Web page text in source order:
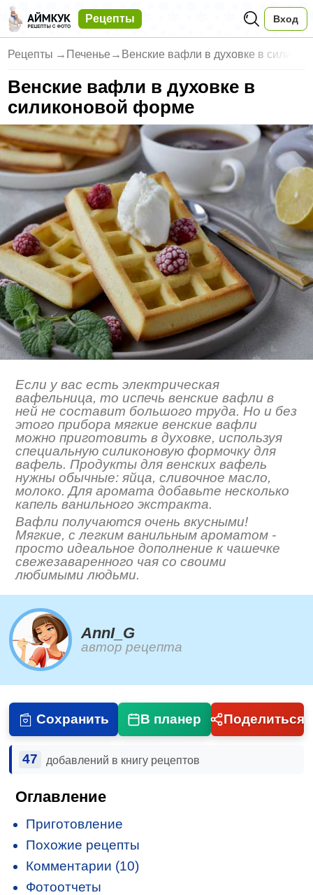
Рецепты Вход
Рецепты → Печенье → Венские вафли в духовке в сили
Венские вафли в духовке в
силиконовой форме
Если у вас есть электрическая
вафельница, то испечь венские вафли в
ней не составит большого труда. Но и без
этого прибора мягкие венские вафли
можно приготовить в духовке, используя
специальную силиконовую формочку для
вафель. Продукты для венских вафель
нужны обычные: яйца, сливочное масло,
молоко. Для аромата добавьте несколько
капель ванильного экстракта.
Вафли получаются очень вкусными!
Мягкие, с легким ванильным ароматом -
просто идеальное дополнение к чашечке
свежезаваренного чая со своими
любимыми людьми.
AnnI_G
автор рецепта
Сохранить В планер Поделиться
47 добавлений в книгу рецептов
Оглавление
Приготовление
Похожие рецепты
Комментарии (10)
Фотоотчеты